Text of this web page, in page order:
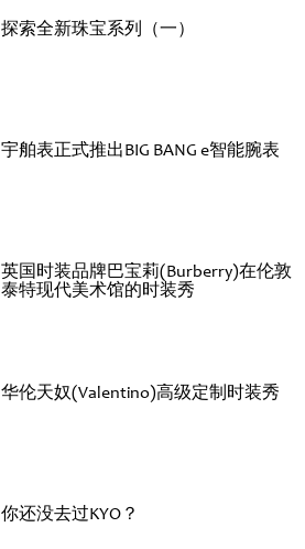
探索全新珠宝系列（一）
宇舶表正式推出BIG BANG e智能腕表
英国时装品牌巴宝莉(Burberry)在伦敦
泰特现代美术馆的时装秀
华伦天奴(Valentino)高级定制时装秀
你还没去过KYO？